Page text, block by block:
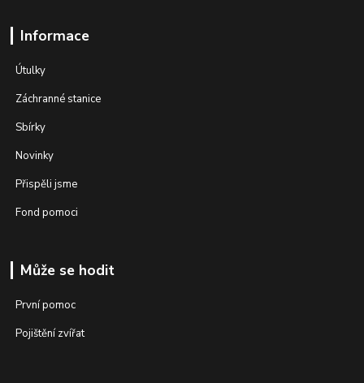
Informace
Útulky
Záchranné stanice
Sbírky
Novinky
Přispěli jsme
Fond pomoci
Může se hodit
První pomoc
Pojištění zvířat